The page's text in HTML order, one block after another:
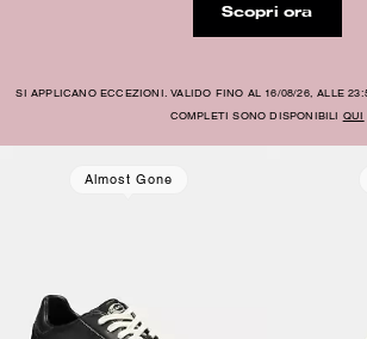
Scopri ora
SI APPLICANO ECCEZIONI. VALIDO FINO AL 16/08/26, ALLE
COMPLETI SONO DISPONIBILI QUI
Almost Gone